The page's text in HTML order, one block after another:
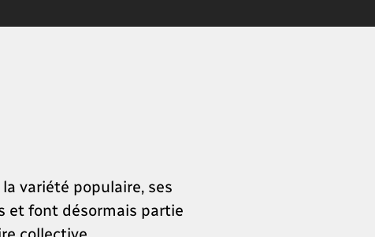
variété populaire, ses
et font désormais partie
collective.